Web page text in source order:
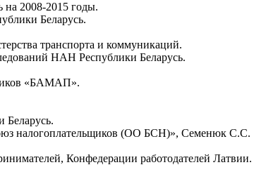
на 2008-2015 годы.
Беларусь.
транспорта и коммуникаций.
НАН Республики Беларусь.
«БАМАП».
Беларусь.
налогоплательщиков (ОО БСН)», Семенюк С.С.
Конфедерации работодателей Латвии.